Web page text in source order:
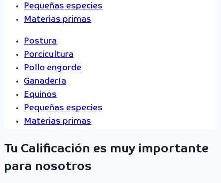
Pequeñas especies
Materias primas
Postura
Porcicultura
Pollo engorde
Ganadería
Equinos
Pequeñas especies
Materias primas
Tu Calificación es muy importante
para nosotros